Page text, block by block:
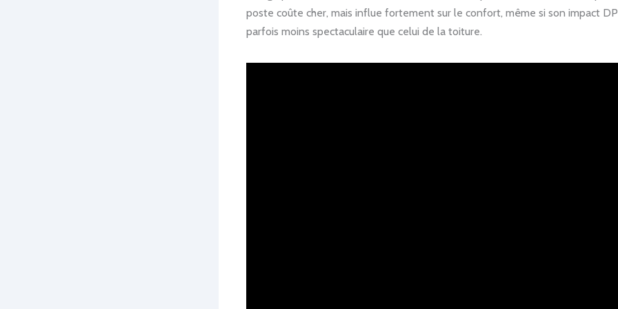
poste coûte cher, mais influe fortement sur le confort, même si son impact
parfois moins spectaculaire que celui de la toiture.